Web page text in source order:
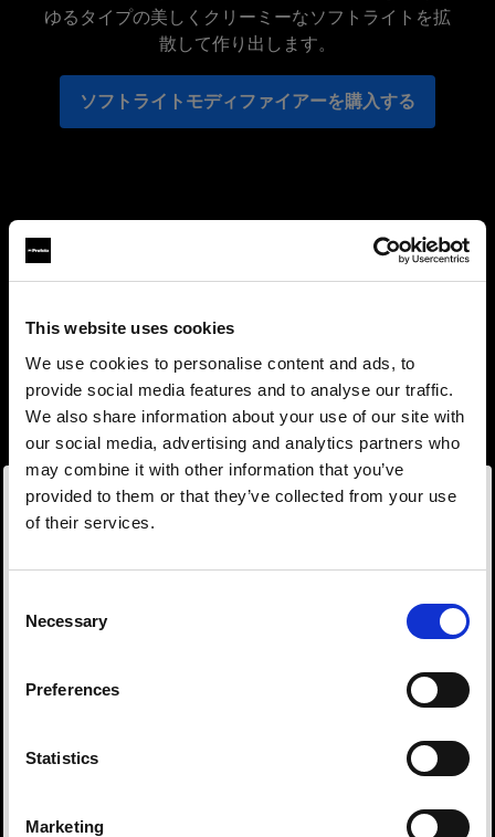
This website uses cookies
We use cookies to personalise content and ads, to
provide social media features and to analyse our traffic.
We also share information about your use of our site with
our social media, advertising and analytics partners who
may combine it with other information that you’ve
provided to them or that they’ve collected from your use
of their services.
Selection
Necessary
Preferences
Statistics
Marketing
地域を変更しますか？
Czech Republic
言語
ゆるタイプの美しくクリーミーなソフトライトを拡
散して作り出します。
ソフトライトモディファイアーを購入する
鮮明でコントロールされたハードライトを作ること
は、シーンのライティングにおいて重要な要素の一
つです。ここでは、リフレクター、ビューティーデ
ィッシュ、スヌート、バーンドアなど、クリエイテ